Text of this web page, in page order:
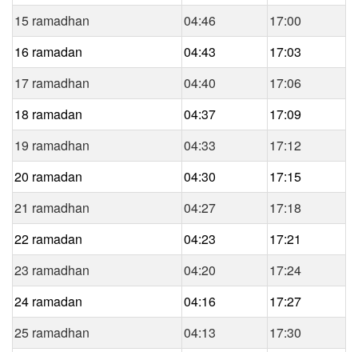
15 ramadhan
04:46
17:00
16 ramadan
04:43
17:03
17 ramadhan
04:40
17:06
18 ramadan
04:37
17:09
19 ramadhan
04:33
17:12
20 ramadan
04:30
17:15
21 ramadhan
04:27
17:18
22 ramadan
04:23
17:21
23 ramadhan
04:20
17:24
24 ramadan
04:16
17:27
25 ramadhan
04:13
17:30